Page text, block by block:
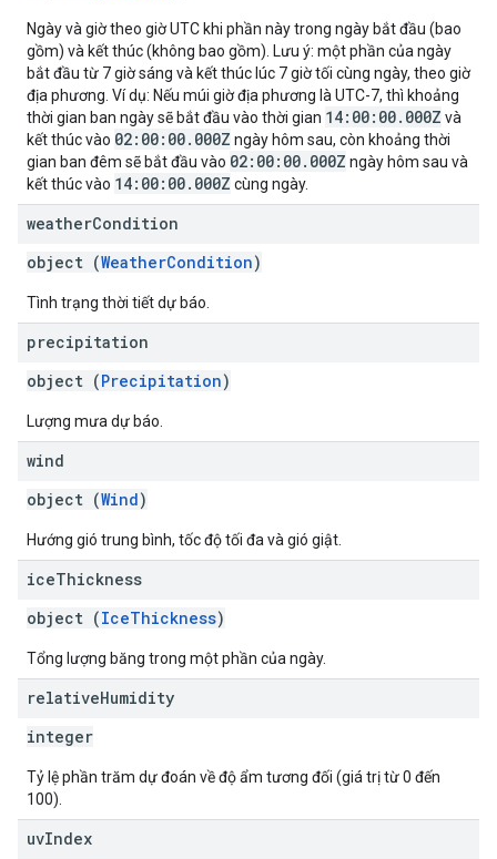
Ngày và giờ theo giờ UTC khi phần này trong ngày bắt đầu (bao
gồm) và kết thúc (không bao gồm). Lưu ý: một phần của ngày
bắt đầu từ 7 giờ sáng và kết thúc lúc 7 giờ tối cùng ngày, theo giờ
địa phương. Ví dụ: Nếu múi giờ địa phương là UTC-7, thì khoảng
thời gian ban ngày sẽ bắt đầu vào thời gian 14:00:00.000Z và
kết thúc vào 02:00:00.000Z ngày hôm sau, còn khoảng thời
gian ban đêm sẽ bắt đầu vào 02:00:00.000Z ngày hôm sau và
kết thúc vào 14:00:00.000Z cùng ngày.
weatherCondition
object (WeatherCondition)
Tình trạng thời tiết dự báo.
precipitation
object (Precipitation)
Lượng mưa dự báo.
wind
object (Wind)
Hướng gió trung bình, tốc độ tối đa và gió giật.
iceThickness
object (IceThickness)
Tổng lượng băng trong một phần của ngày.
relativeHumidity
integer
Tỷ lệ phần trăm dự đoán về độ ẩm tương đối (giá trị từ 0 đến
100).
uvIndex